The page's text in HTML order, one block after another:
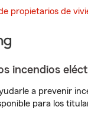
propietarios de
incendios
a prevenir
para los